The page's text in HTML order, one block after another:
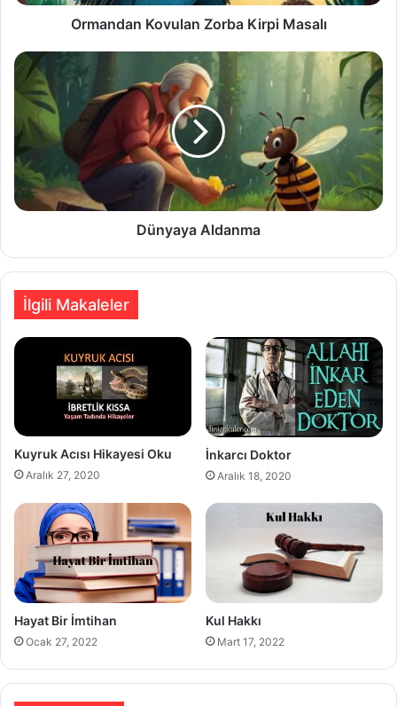
Ormandan Kovulan Zorba Kirpi Masalı
Dünyaya
Aldanma
Dünyaya Aldanma
İlgili Makaleler
Kuyruk Acısı Hikayesi Oku
Aralık 27, 2020
İnkarcı Doktor
Aralık 18, 2020
Hayat Bir İmtihan
Ocak 27, 2022
Kul Hakkı
Mart 17, 2022